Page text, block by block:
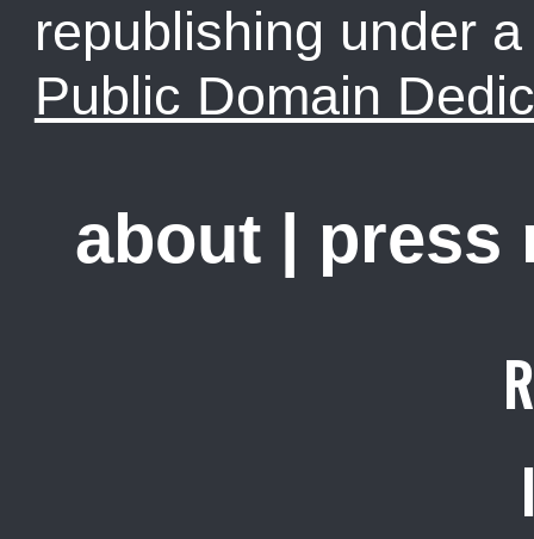
republishing under
Public Domain
about | press